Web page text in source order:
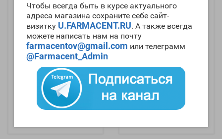
Чтобы всегда быть в курсе актуального
адреса магазина сохраните себе сайт-
визитку U.FARMACENT.RU. А также всегда
можете написать нам на почту
farmacentov@gmail.com или телеграмм
@Farmacent_Admin
Testosterone Enantate
(250mg/1ml цена за 10
ампул Срок 08.2025) -
(10ml 250mg/1ml) -
Olymp